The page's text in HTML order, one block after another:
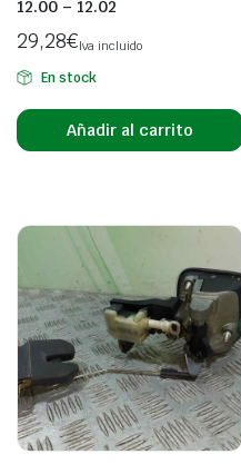
12.00 – 12.02
29,28€Iva incluido
En stock
Añadir al carrito